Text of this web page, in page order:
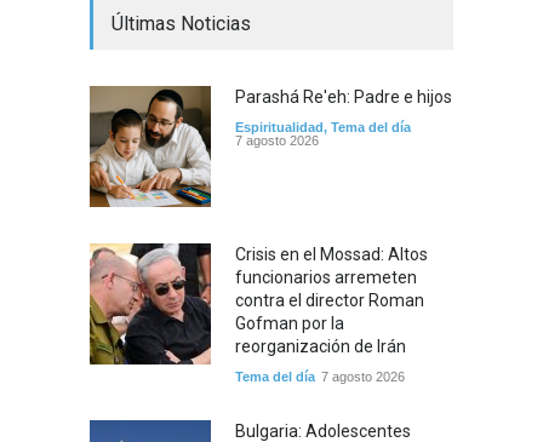
Últimas Noticias
Parashá Re'eh: Padre e hijos
Espiritualidad, Tema del día
7 agosto 2026
Crisis en el Mossad: Altos
funcionarios arremeten
contra el director Roman
Gofman por la
reorganización de Irán
Tema del día 7 agosto 2026
Bulgaria: Adolescentes